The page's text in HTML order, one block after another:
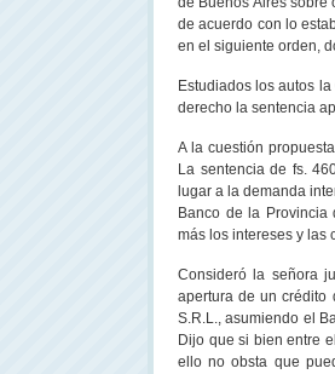
de acuerdo con lo
en el siguiente orden,
Estudiados los autos
derecho la sentencia
A la cuestión
La sentencia de fs.
lugar a la demanda
Banco de la
más los intereses y las
Consideró la señora
apertura de un crédito
S.R.L., asumiendo el
Dijo que si bien entre
ello no obsta que